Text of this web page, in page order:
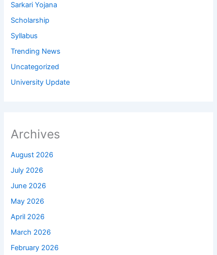
Sarkari Yojana
Scholarship
Syllabus
Trending News
Uncategorized
University Update
Archives
August 2026
July 2026
June 2026
May 2026
April 2026
March 2026
February 2026